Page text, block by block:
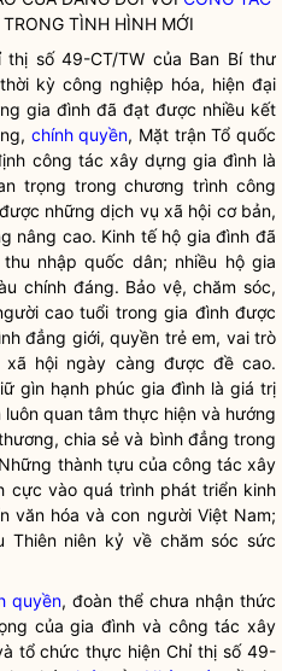
TÌNH HÌNH MỚI
thị số 49-CT/TW của Ban Bí thư
kỳ công nghiệp hóa, hiện đại
gia đình đã đạt được nhiều kết
chính quyền, Mặt trận Tổ quốc
công tác xây dựng gia đình là
trọng trong chương trình công
những dịch vụ xã hội cơ bản,
nâng cao. Kinh tế hộ gia đình đã
nhập quốc dân; nhiều hộ gia
chính đáng. Bảo vệ, chăm sóc,
cao tuổi trong gia đình được
đẳng giới, quyền trẻ em, vai trò
hội ngày càng được đề cao.
gìn hạnh phúc gia đình là giá trị
quan tâm thực hiện và hướng
chia sẻ và bình đẳng trong
thành tựu của công tác xây
cực vào quá trình phát triển kinh
văn hóa và con người Việt Nam;
Thiên niên kỷ về chăm sóc sức
quyền, đoàn thể chưa nhận thức
của gia đình và công tác xây
tổ chức thực hiện Chỉ thị số 49-